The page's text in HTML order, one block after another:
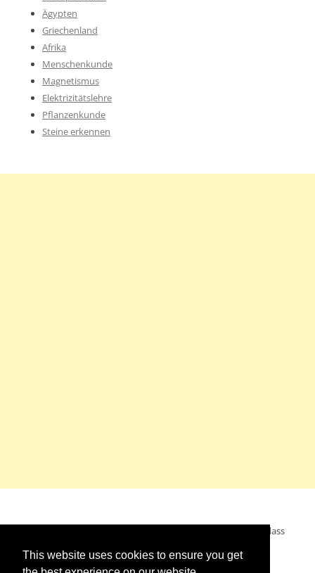
This website uses cookies to ensure you get
Ägypten
Griechenland
Afrika
Menschenkunde
Magnetismus
Elektrizitätslehre
Pflanzenkunde
Steine erkennen
Mein Wunsch: dass alle Menschen ohne Krieg leben dürfen, dass
alle Menschen den Krieg verurteilen und sich von den
Kriegstreibern abwenden. Das wünsche ich mir.